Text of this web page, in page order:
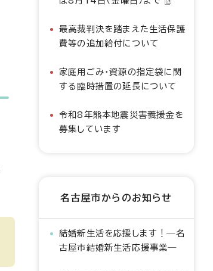
最高裁判決を踏まえた生活保護
費等の追加給付について
家庭用ごみ・資源の指定袋に関
する臨時措置の延長について
令和8年熊本地震災害義援金を
募集しています
名古屋市からのお知らせ
結婚新生活を応援します！―名
古屋市結婚新生活応援事業―